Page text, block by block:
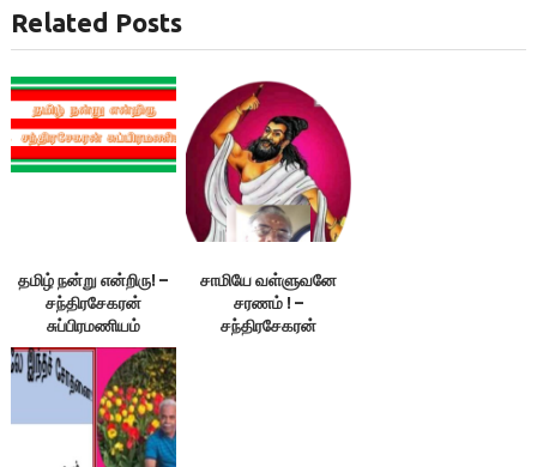
Related Posts
தமிழ் நன்று என்றிரு! –
சந்திரசேகரன்
சுப்பிரமணியம்
சாமியே வள்ளுவனே
சரணம் ! –
சந்திரசேகரன்